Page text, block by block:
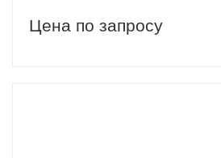
Цена по запросу